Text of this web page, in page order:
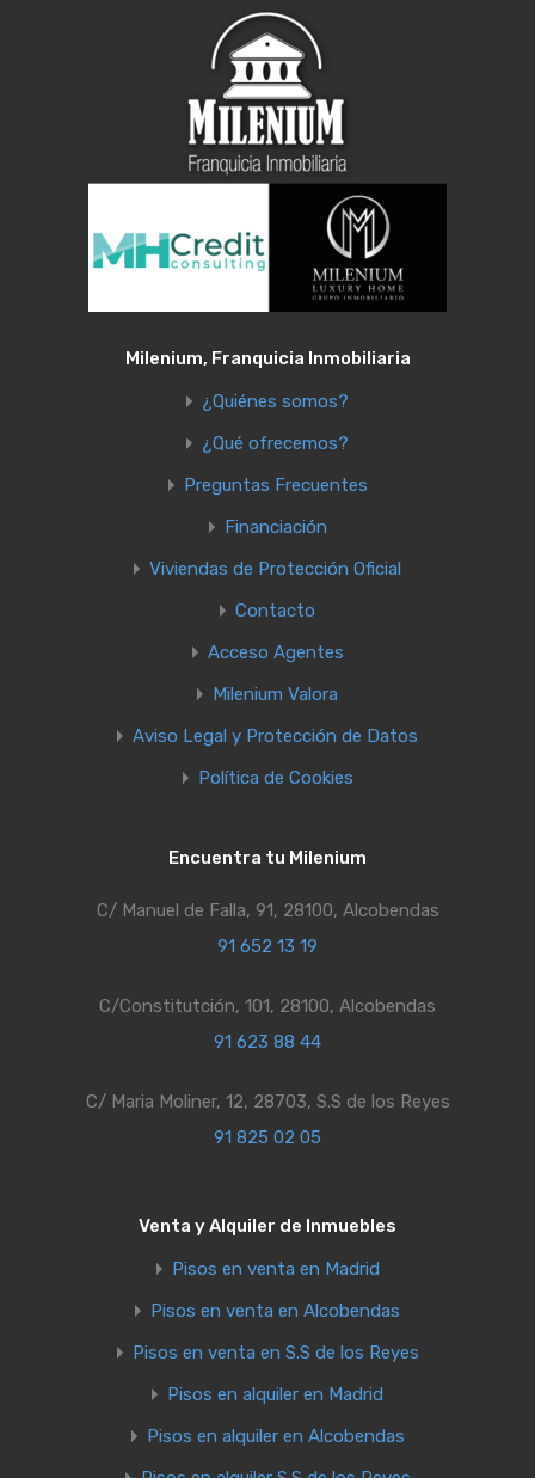
Milenium, Franquicia Inmobiliaria
¿Quiénes somos?
¿Qué ofrecemos?
Preguntas Frecuentes
Financiación
Viviendas de Protección Oficial
Contacto
Acceso Agentes
Milenium Valora
Aviso Legal y Protección de Datos
Política de Cookies
Encuentra tu Milenium
C/ Manuel de Falla, 91, 28100, Alcobendas
91 652 13 19
C/Constitutción, 101, 28100, Alcobendas
91 623 88 44
C/ Maria Moliner, 12, 28703, S.S de los Reyes
91 825 02 05
Venta y Alquiler de Inmuebles
Pisos en venta en Madrid
Pisos en venta en Alcobendas
Pisos en venta en S.S de los Reyes
Pisos en alquiler en Madrid
Pisos en alquiler en Alcobendas